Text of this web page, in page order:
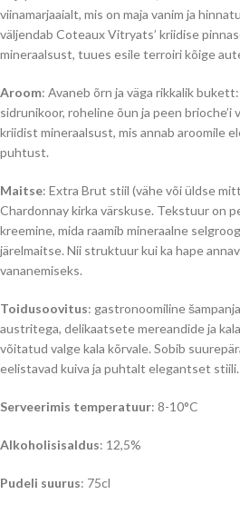
viinamarjaaialt, mis on maja vanim ja
väljendab Coteaux Vitryats’ kriidise
mineraalsust, tuues esile terroiri kõige
Aroom: Avaneb õrn ja väga rikkalik
sidrunikoor, roheline õun ja peen
kriidist mineraalsust, mis annab aroomile
puhtust.
Maitse: Extra Brut stiil (vähe või üldse
Chardonnay kirka värskuse. Tekstuur on
kreemine, mida raamib mineraalne
järelmaitse. Nii struktuur kui ka hape
vananemiseks.
Toidusoovitus: gastronoomiline
austritega, delikaatsete mereandide ja
võitatud valge kala kõrvale. Sobib
eelistavad kuiva ja puhtalt elegantset stiili.
Serveerimis temperatuur: 8-10°C
Alkoholisisaldus: 12,5%
Pudeli suurus: 75cl